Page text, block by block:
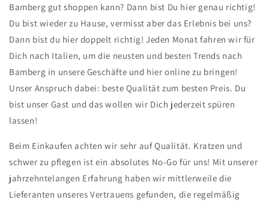
Bamberg gut shoppen kann? Dann bist Du hier genau richtig!
Du bist wieder zu Hause, vermisst aber das Erlebnis bei uns?
Dann bist du hier doppelt richtig! Jeden Monat fahren wir für
Dich nach Italien, um die neusten und besten Trends nach
Bamberg in unsere Geschäfte und hier online zu bringen!
Unser Anspruch dabei: beste Qualität zum besten Preis. Du
bist unser Gast und das wollen wir Dich jederzeit spüren
lassen!
Beim Einkaufen achten wir sehr auf Qualität. Kratzen und
schwer zu pflegen ist ein absolutes No-Go für uns! Mit unserer
jahrzehntelangen Erfahrung haben wir mittlerweile die
Lieferanten unseres Vertrauens gefunden, die regelmäßig